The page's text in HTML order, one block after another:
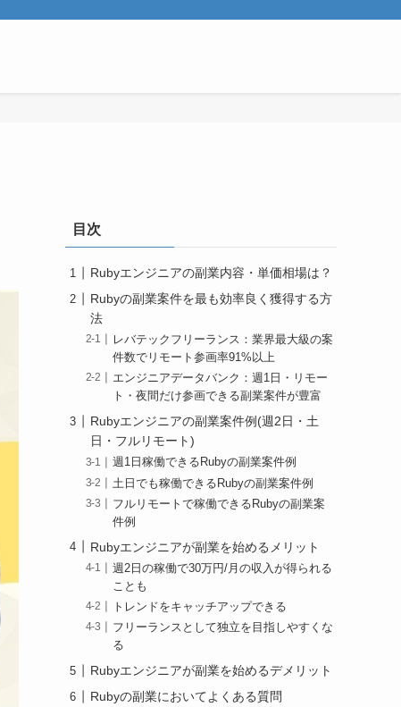
目次
Rubyエンジニアの副業内容・単価相場は？
Rubyの副業案件を最も効率良く獲得する方
法
レバテックフリーランス：業界最大級の案
件数でリモート参画率91%以上
エンジニアデータバンク：週1日・リモー
ト・夜間だけ参画できる副業案件が豊富
Rubyエンジニアの副業案件例(週2日・土
日・フルリモート)
週1日稼働できるRubyの副業案件例
土日でも稼働できるRubyの副業案件例
フルリモートで稼働できるRubyの副業案
件例
Rubyエンジニアが副業を始めるメリット
週2日の稼働で30万円/月の収入が得られる
ことも
トレンドをキャッチアップできる
フリーランスとして独立を目指しやすくな
る
Rubyエンジニアが副業を始めるデメリット
Rubyの副業においてよくある質問